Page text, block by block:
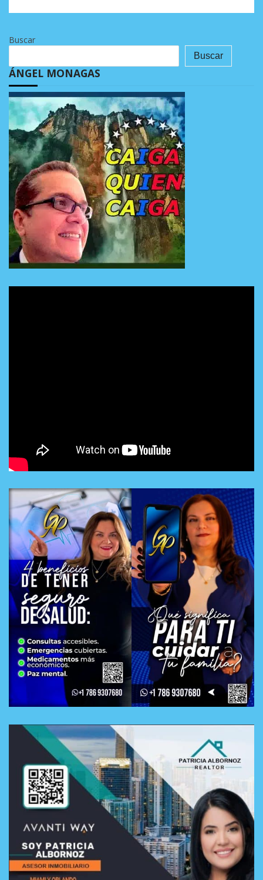
Buscar
Buscar
ÁNGEL MONAGAS